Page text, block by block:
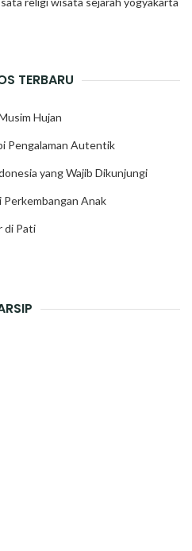
TERBARU
Hujan
Pengalaman Autentik
yang Wajib Dikunjungi
Perkembangan Anak
di Pati